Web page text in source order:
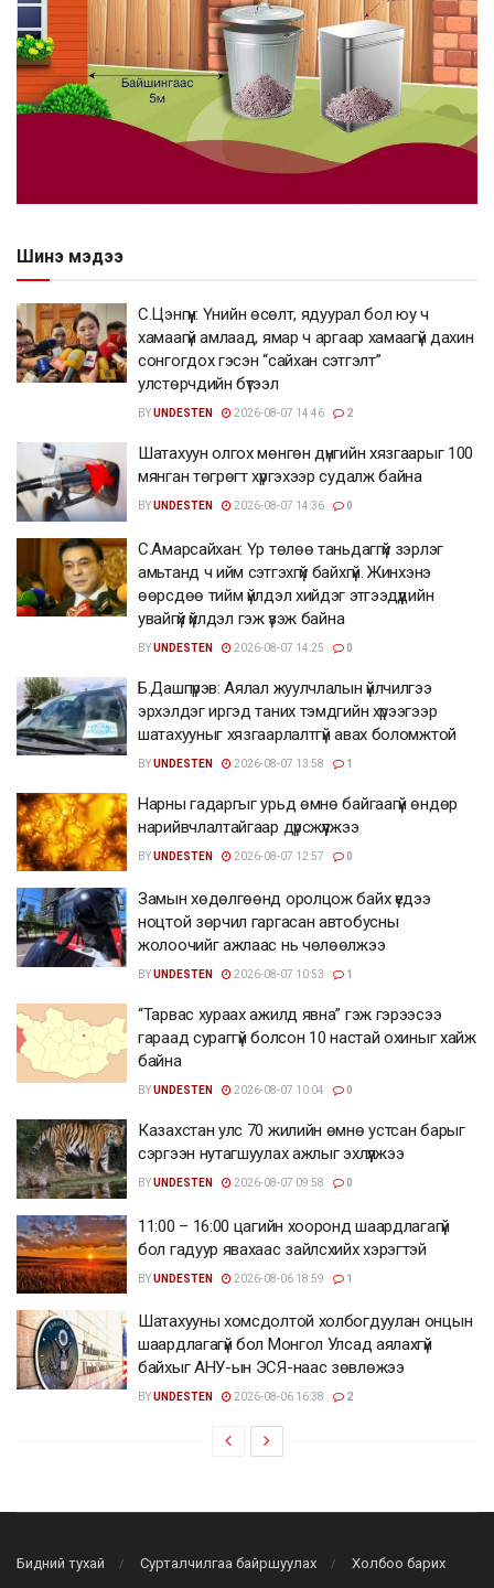
Шинэ мэдээ
С.Цэнгүүн: Үнийн өсөлт, ядуурал бол юу ч
хамаагүй амлаад, ямар ч аргаар хамаагүй дахин
сонгогдох гэсэн “сайхан сэтгэлт”
улстөрчдийн бүтээл
BYUNDESTEN 2026-08-07 14:46 2
Шатахуун олгох мөнгөн дүнгийн хязгаарыг 100
мянган төгрөгт хүргэхээр судалж байна
BYUNDESTEN 2026-08-07 14:36 0
С.Амарсайхан: Үр төлөө таньдаггүй зэрлэг
амьтанд ч ийм сэтгэхгүй байхгүй. Жинхэнэ
өөрсдөө тийм үйлдэл хийдэг этгээдүүдийн
увайгүй үйлдэл гэж үзэж байна
BYUNDESTEN 2026-08-07 14:25 0
Б.Дашпүрэв: Аялал жуулчлалын үйлчилгээ
эрхэлдэг иргэд таних тэмдгийн хүрээгээр
шатахууныг хязгаарлалтгүй авах боломжтой
BYUNDESTEN 2026-08-07 13:58 1
Нарны гадаргыг урьд өмнө байгаагүй өндөр
нарийвчлалтайгаар дүрсжүүлжээ
BYUNDESTEN 2026-08-07 12:57 0
Замын хөдөлгөөнд оролцож байх үедээ
ноцтой зөрчил гаргасан автобусны
жолоочийг ажлаас нь чөлөөлжээ
BYUNDESTEN 2026-08-07 10:53 1
“Тарвас хураах ажилд явна” гэж гэрээсээ
гараад сураггүй болсон 10 настай охиныг хайж
байна
BYUNDESTEN 2026-08-07 10:04 0
Казахстан улс 70 жилийн өмнө устсан барыг
сэргээн нутагшуулах ажлыг эхлүүлжээ
BYUNDESTEN 2026-08-07 09:58 0
11:00 – 16:00 цагийн хооронд шаардлагагүй
бол гадуур явахаас зайлсхийх хэрэгтэй
BYUNDESTEN 2026-08-06 18:59 1
Шатахууны хомсдолтой холбогдуулан онцын
шаардлагагүй бол Монгол Улсад аялахгүй
байхыг АНУ-ын ЭСЯ-наас зөвлөжээ
BYUNDESTEN 2026-08-06 16:38 2
Бидний тухай Сурталчилгаа байршуулах Холбоо барих